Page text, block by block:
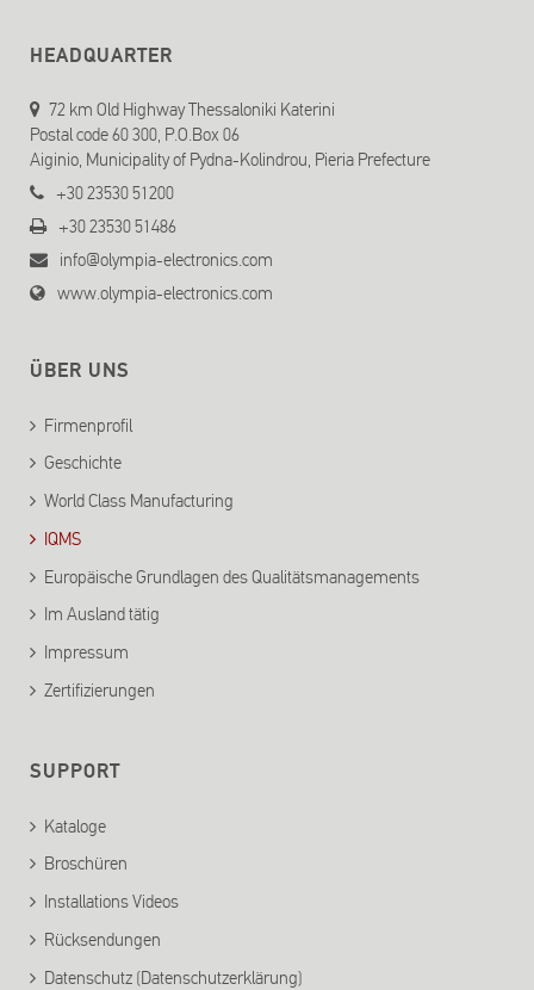
HEADQUARTER
72 km Old Highway Thessaloniki Katerini
Postal code 60 300, P.O.Box 06
Aiginio, Municipality of Pydna-Kolindrou, Pieria Prefecture
+30 23530 51200
+30 23530 51486
info@olympia-electronics.com
www.olympia-electronics.com
ÜBER UNS
Firmenprofil
Geschichte
World Class Manufacturing
IQMS
Europäische Grundlagen des Qualitätsmanagements
Im Ausland tätig
Impressum
Zertifizierungen
SUPPORT
Kataloge
Broschüren
Installations Videos
Rücksendungen
Datenschutz (Datenschutzerklärung)